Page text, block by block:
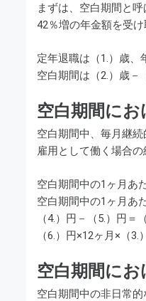
まずは、空白期間と
42％増の年金額を受け
定年退職は（1.）歳、
空白期間は（2.）歳－
空白期間に
空白期間中、毎月継
雇用として働く場合
空白期間中の1ヶ月あ
空白期間中の1ヶ月あ
（4.）円－（5.）円＝
（6.）円×12ヶ月×（3.
空白期間に
空白期間中の非日常